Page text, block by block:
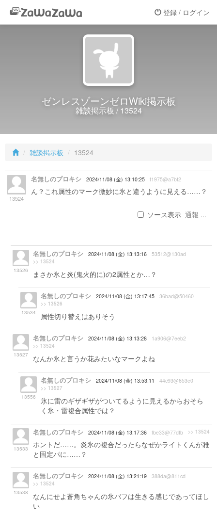
登録 / ログイン
ゼンレスゾーンゼロWiki掲示板
雑談掲示板 / 13524
雑談掲示板 13524
13524
名無しのプロキシ 2024/11/08 (金) 13:10:25 f1975@a7bf2
ん？これ属性のマーク微妙に氷と違うように見える……？
ソース表示 通報 ...
13526
名無しのプロキシ 2024/11/08 (金) 13:13:16 53512@130ad
>> 13524
まさか氷と炎(鬼火的に)の2属性とか…？
13534
名無しのプロキシ 2024/11/08 (金) 13:17:45 36bad@50460
>> 13526
属性切り替えはありそう
13527
名無しのプロキシ 2024/11/08 (金) 13:13:28 1a906@7eeb2
>> 13524
なんか氷と言うか花みたいなマークよね
13556
名無しのプロキシ 2024/11/08 (金) 13:53:11 44c93@653e0
>> 13527
氷に雷のギザギザがついてるように見えるからおそら
く氷・雷複合属性では？
13533
名無しのプロキシ 2024/11/08 (金) 13:17:36 fbe33@77dfb >> 13524
ホントだ……。炎氷の複合だったらなぜかライトくんが雅
と固定パに……？
13538
名無しのプロキシ 2024/11/08 (金) 13:21:19 388da@811cd
>> 13524
なんにせよ蒼角ちゃんの氷バフは生きる感じであってほし
い